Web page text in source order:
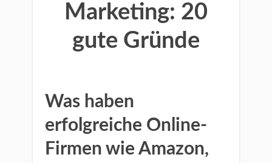
Marketing: 20
gute Gründe
Was haben
erfolgreiche Online-
Firmen wie Amazon,